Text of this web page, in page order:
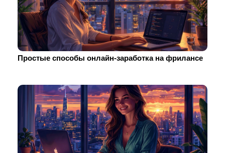
Простые способы онлайн-заработка на фрилансе